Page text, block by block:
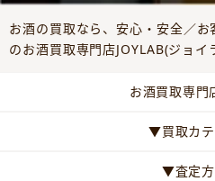
お酒の買取なら、安心・安全／
のお酒買取専門店JOYLAB(ジョイ
お酒買取専門
▼買取カ
▼査定